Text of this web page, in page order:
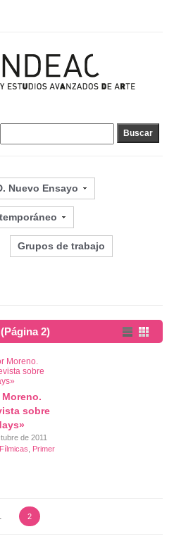
Nuevo Ensayo
Grupos de trabajo
(Página 2)
sobre
de 2011
Primer
2